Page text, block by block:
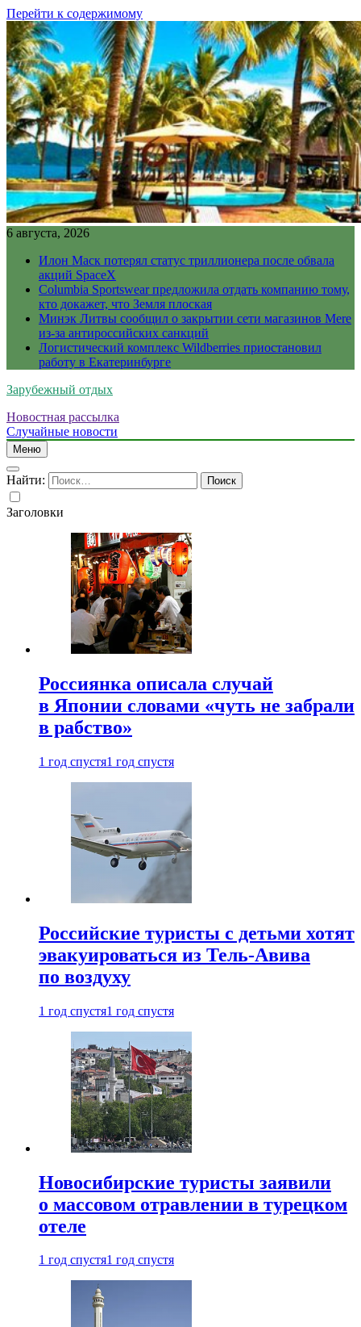
Перейти к содержимому
6 августа, 2026
Илон Маск потерял статус триллионера после обвала
акций SpaceX
Columbia Sportswear предложила отдать компанию тому,
кто докажет, что Земля плоская
Минэк Литвы сообщил о закрытии сети магазинов Mere
из-за антироссийских санкций
Логистический комплекс Wildberries приостановил
работу в Екатеринбурге
Зарубежный отдых
Новостная рассылка
Случайные новости
Меню
Найти:
Заголовки
Россиянка описала случай
в Японии словами «чуть не забрали
в рабство»
1 год спустя1 год спустя
Российские туристы с детьми хотят
эвакуироваться из Тель-Авива
по воздуху
1 год спустя1 год спустя
Новосибирские туристы заявили
о массовом отравлении в турецком
отеле
1 год спустя1 год спустя